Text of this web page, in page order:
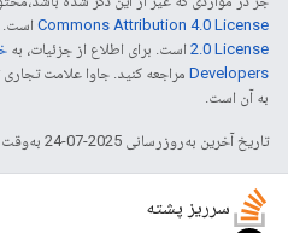
Commons Attribution 4.0 License است.
2.0 License است. برای اطلاع از جزئیات، به
Developers‏
به آن است.
تاریخ آخرین به‌روزرسانی 2025-07-24 به‌وقت ساعت هماهنگ جهانی.
سرریز پشته